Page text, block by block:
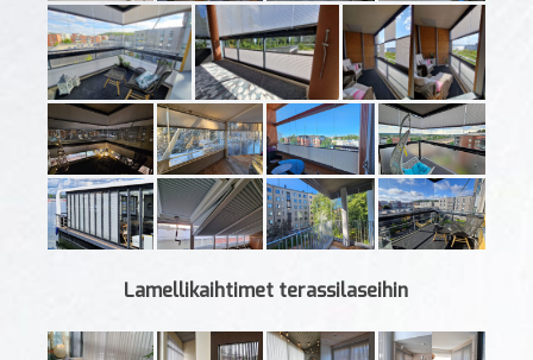
Lamellikaihtimet terassilaseihin